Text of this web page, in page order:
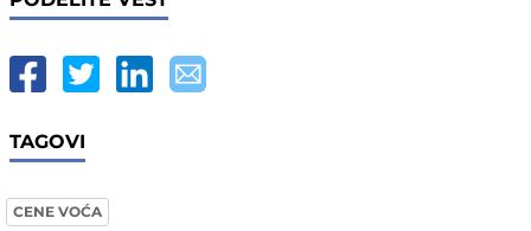
TAGOVI
CENE VOĆA